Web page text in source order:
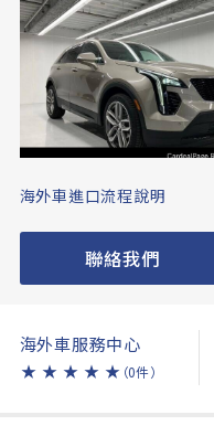
海外車進口流程說明
聯絡我們
海外車服務中心
★ ★ ★ ★ ★ （0件）